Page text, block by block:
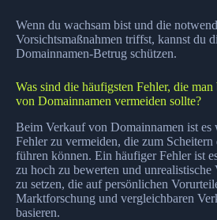
Wenn du wachsam bist und die
Vorsichtsmaßnahmen triffst, kannst du
Domainnamen-Betrug schützen.
Was sind die häufigsten Fehler, die
von Domainnamen vermeiden sollte?
Beim Verkauf von Domainnamen ist
Fehler zu vermeiden, die zum Scheitern
führen können. Ein häufiger Fehler ist
zu hoch zu bewerten und unrealistische
zu setzen, die auf persönlichen
Marktforschung und vergleichbaren
basieren.